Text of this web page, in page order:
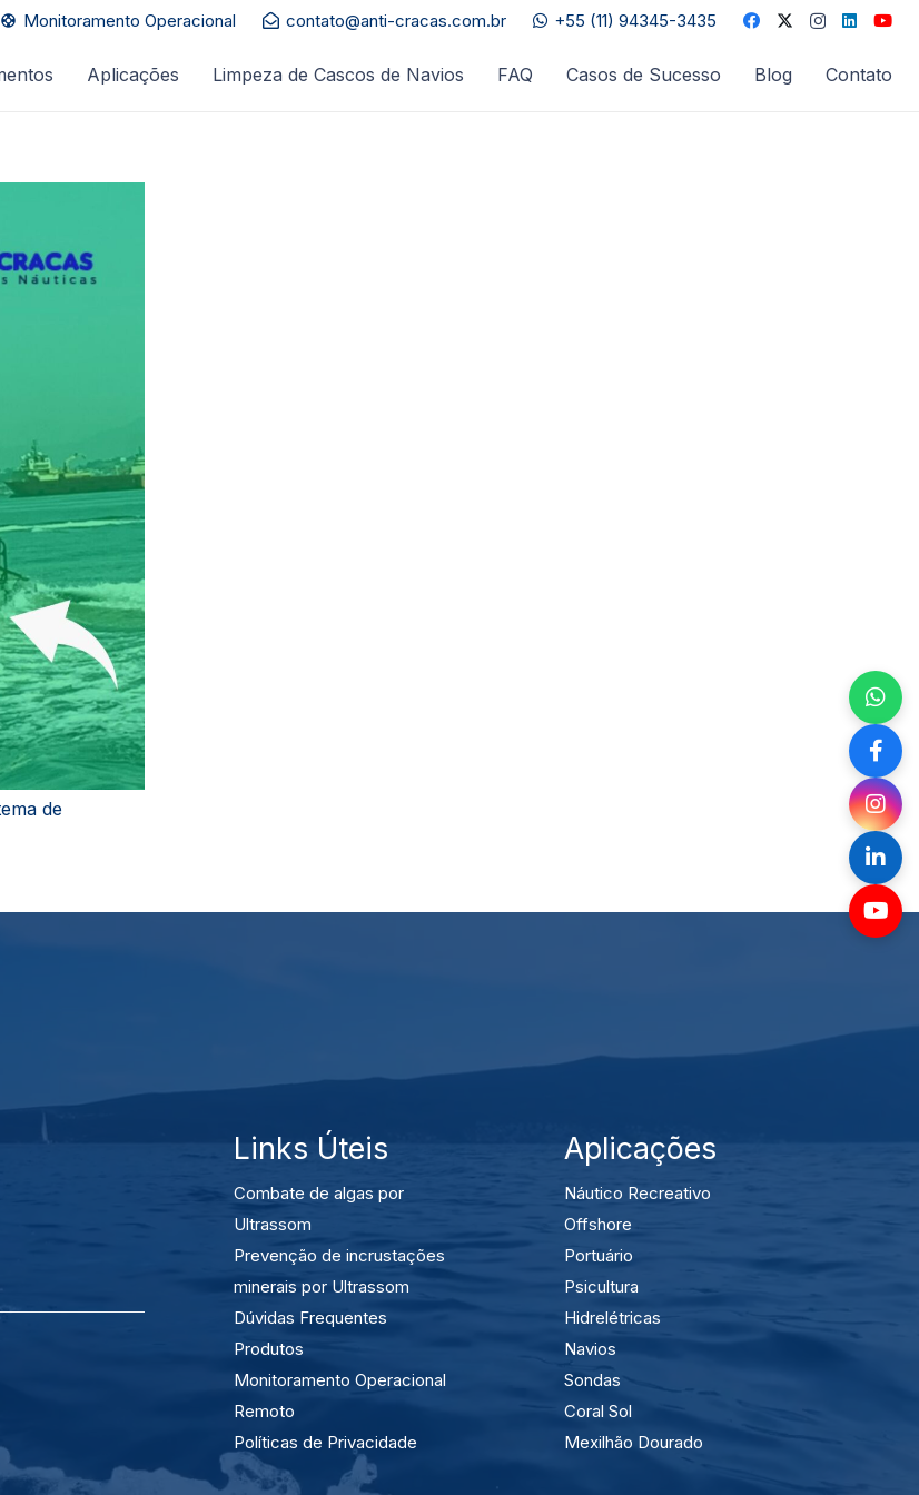
support Monitoramento Operacional contato@anti-cracas.com.br +55 (11) 94345-3435
Aplicações Limpeza de Cascos de Navios FAQ Casos de Sucesso Blog Contato
de
Links Úteis
Combate de algas por
Ultrassom
Prevenção de incrustações
minerais por Ultrassom
Dúvidas Frequentes
Produtos
Monitoramento Operacional
Remoto
Políticas de Privacidade
Aplicações
Náutico Recreativo
Offshore
Portuário
Psicultura
Hidrelétricas
Navios
Sondas
Coral Sol
Mexilhão Dourado